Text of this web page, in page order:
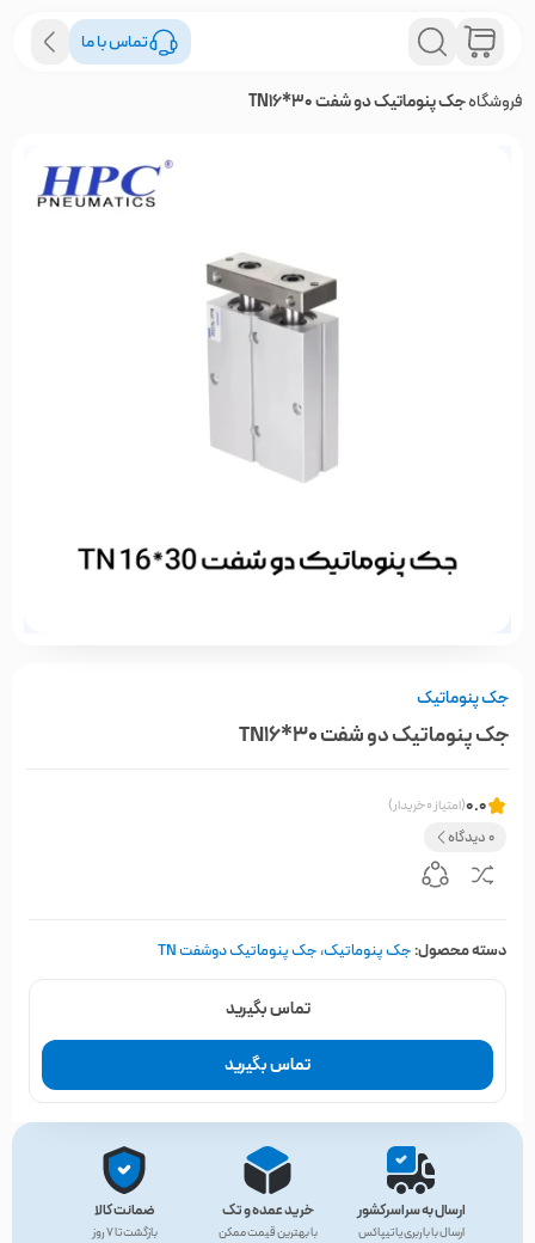
تماس با ما
فروشگاهجک پنوماتیک دو شفت TN16*30
جک پنوماتیک
جک پنوماتیک دو شفت TN16*30
0.0(امتیاز 0 خریدار)
0 دیدگاه
دسته محصول:جک پنوماتیک،جک پنوماتیک دوشفت TN
تماس بگیرید
تماس بگیرید
ارسال به سراسرکشور
ارسال با باربری یا تیپاکس
خرید عمده و تک
با بهترین قیمت ممکن
ضمانت کالا
بازگشت تا ۷ روز